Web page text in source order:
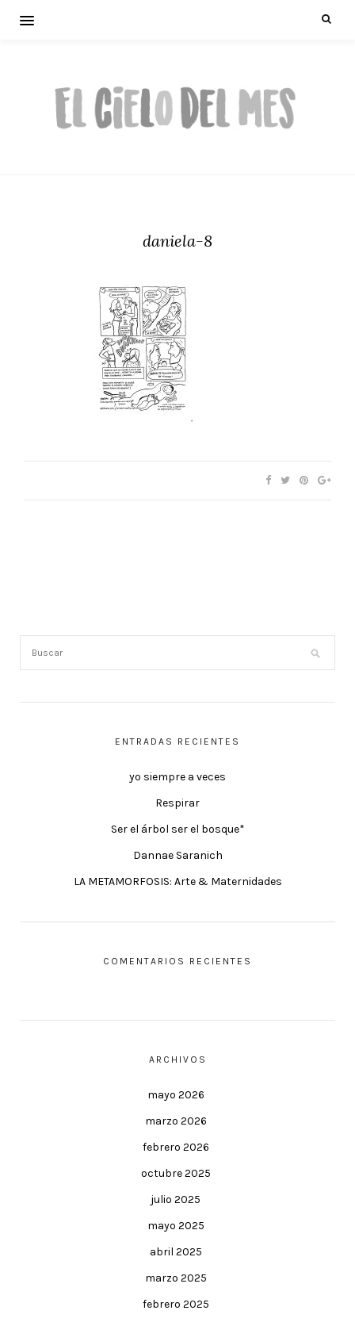
daniela-8
ENTRADAS RECIENTES
yo siempre a veces
Respirar
Ser el árbol ser el bosque*
Dannae Saranich
LA METAMORFOSIS: Arte & Maternidades
COMENTARIOS RECIENTES
ARCHIVOS
mayo 2026
marzo 2026
febrero 2026
octubre 2025
julio 2025
mayo 2025
abril 2025
marzo 2025
febrero 2025